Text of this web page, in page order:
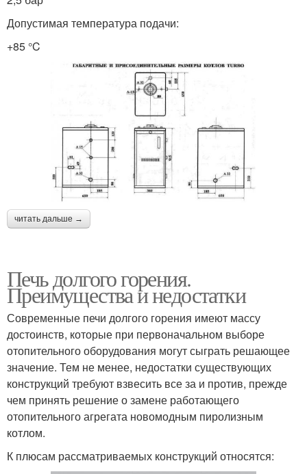
Допустимая температура подачи:
+85 °C
читать дальше →
Печь долгого горения.
Преимущества и недостатки
Современные печи долгого горения имеют массу
достоинств, которые при первоначальном выборе
отопительного оборудования могут сыграть решающее
значение. Тем не менее, недостатки существующих
конструкций требуют взвесить все за и против, прежде
чем принять решение о замене работающего
отопительного агрегата новомодным пиролизным
котлом.
К плюсам рассматриваемых конструкций относятся: